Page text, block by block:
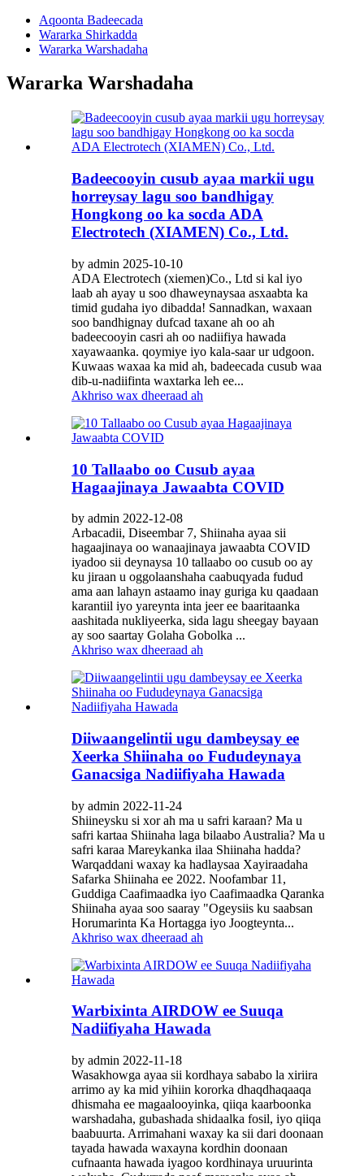
Aqoonta Badeecada
Wararka Shirkadda
Wararka Warshadaha
Wararka Warshadaha
Badeecooyin cusub ayaa markii ugu
horreysay lagu soo bandhigay
Hongkong oo ka socda ADA
Electrotech (XIAMEN) Co., Ltd.
by admin 2025-10-10
ADA Electrotech (xiemen)Co., Ltd si kal iyo
laab ah ayay u soo dhaweynaysaa asxaabta ka
timid gudaha iyo dibadda! Sannadkan, waxaan
soo bandhignay dufcad taxane ah oo ah
badeecooyin casri ah oo nadiifiya hawada
xayawaanka. qoymiye iyo kala-saar ur udgoon.
Kuwaas waxaa ka mid ah, badeecada cusub waa
dib-u-nadiifinta waxtarka leh ee...
Akhriso wax dheeraad ah
10 Tallaabo oo Cusub ayaa
Hagaajinaya Jawaabta COVID
by admin 2022-12-08
Arbacadii, Diseembar 7, Shiinaha ayaa sii
hagaajinaya oo wanaajinaya jawaabta COVID
iyadoo sii deynaysa 10 tallaabo oo cusub oo ay
ku jiraan u oggolaanshaha caabuqyada fudud
ama aan lahayn astaamo inay guriga ku qaadaan
karantiil iyo yareynta inta jeer ee baaritaanka
aashitada nukliyeerka, sida lagu sheegay bayaan
ay soo saartay Golaha Gobolka ...
Akhriso wax dheeraad ah
Diiwaangelintii ugu dambeysay ee
Xeerka Shiinaha oo Fududeynaya
Ganacsiga Nadiifiyaha Hawada
by admin 2022-11-24
Shiineysku si xor ah ma u safri karaan? Ma u
safri kartaa Shiinaha laga bilaabo Australia? Ma u
safri karaa Mareykanka ilaa Shiinaha hadda?
Warqaddani waxay ka hadlaysaa Xayiraadaha
Safarka Shiinaha ee 2022. Noofambar 11,
Guddiga Caafimaadka iyo Caafimaadka Qaranka
Shiinaha ayaa soo saaray "Ogeysiis ku saabsan
Horumarinta Ka Hortagga iyo Joogteynta...
Akhriso wax dheeraad ah
Warbixinta AIRDOW ee Suuqa
Nadiifiyaha Hawada
by admin 2022-11-18
Wasakhowga ayaa sii kordhaya sababo la xiriira
arrimo ay ka mid yihiin kororka dhaqdhaqaaqa
dhismaha ee magaalooyinka, qiiqa kaarboonka
warshadaha, gubashada shidaalka fosil, iyo qiiqa
baabuurta. Arrimahani waxay ka sii dari doonaan
tayada hawada waxayna kordhin doonaan
cufnaanta hawada iyagoo kordhinaya uruurinta